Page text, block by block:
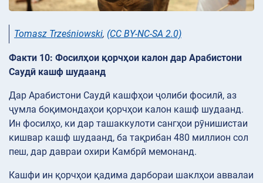
Tomasz Trześniowski, (CC BY-NC-SA 2.0)
Факти 10: Фосилҳои қорчҳои калон дар Арабистони
Саудӣ кашф шудаанд
Дар Арабистони Саудӣ кашфҳои ҷолиби фосилӣ, аз
ҷумла боқимондаҳои қорчҳои калон кашф шудаанд.
Ин фосилҳо, ки дар ташаккулоти сангҳои рӯнишистаи
кишвар кашф шудаанд, ба тақрибан 480 миллион сол
пеш, дар давраи охири Камбрӣ мемонанд.
Кашфи ин қорчҳои қадима дарбораи шаклҳои аввалаи